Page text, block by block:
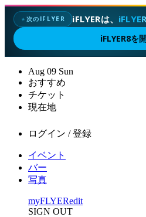
✦次のIFLYER iFLYERは、
iFLYER8を
Aug 09 Sun
おすすめ
チケット
現在地
ログイン / 登録
イベント
バー
写真
myFLYERedit
SIGN OUT